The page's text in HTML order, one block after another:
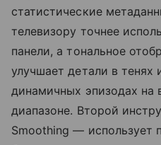
статистические
телевизору точнее
панели, а тональное
улучшает детали в тенях
динамичных эпизодах на
диапазоне. Второй
Smoothing — использует